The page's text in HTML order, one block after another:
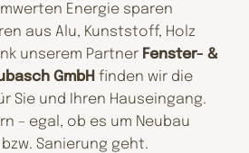
Energie sparen
aus Alu, Kunststoff, Holz
unserem Partner Fenster- &
GmbH finden wir die
Sie und Ihren Hauseingang.
– egal, ob es um Neubau
Sanierung geht.